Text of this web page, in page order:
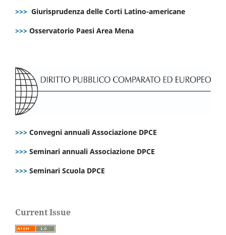
>>> Giurisprudenza delle Corti Latino-americane
>>> Osservatorio Paesi Area Mena
>>> Convegni annuali Associazione DPCE
>>> Seminari annuali Associazione DPCE
>>> Seminari Scuola DPCE
Current Issue